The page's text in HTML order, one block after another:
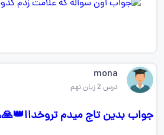
mona
درس 2 زبان نهم
جواب بدین تاج میدم